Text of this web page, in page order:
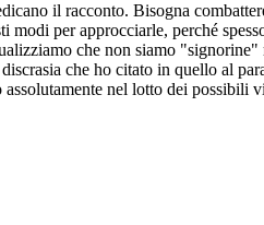
il racconto. Bisogna
per approcciarle, perché
che non siamo
che ho citato in quello al
nel lotto dei